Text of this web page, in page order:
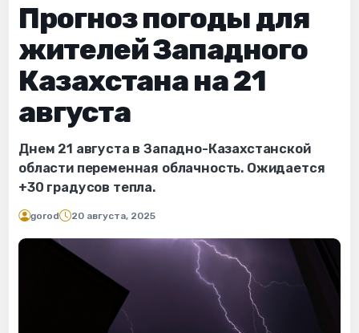
Прогноз погоды для
жителей Западного
Казахстана на 21
августа
Днем 21 августа в Западно-Казахстанской
области переменная облачность. Ожидается
+30 градусов тепла.
gorod 20 августа, 2025